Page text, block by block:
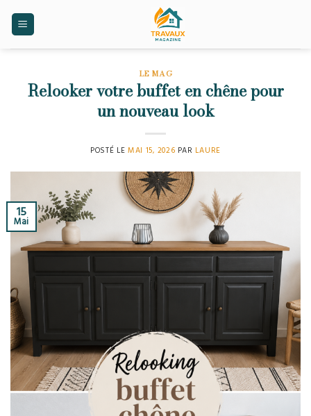
LE MAG
Relooker votre buffet en chêne pour
un nouveau look
POSTÉ LEMAI 15, 2026 PAR LAURE
15
Mai